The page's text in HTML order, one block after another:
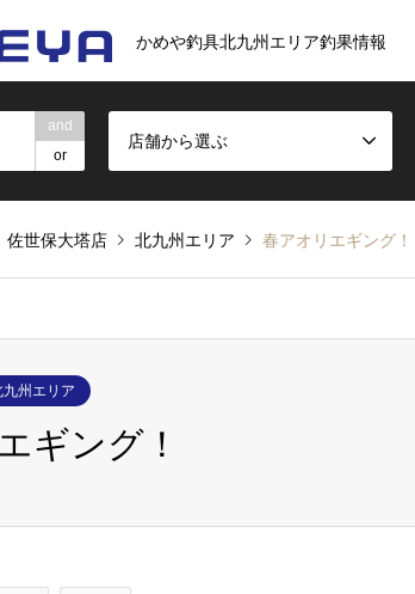
かめや釣具北九州エリア釣果情報
and
or
店舗から選ぶ
佐世保大塔店 北九州エリア 春アオリエギング！
九州エリア
ギング！